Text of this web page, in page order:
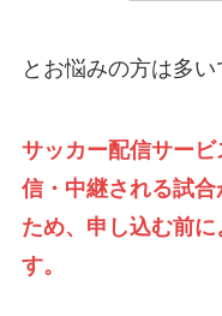
とお悩みの方は多い
サッカー配信サー
信・中継される試
ため、申し込む前
す。